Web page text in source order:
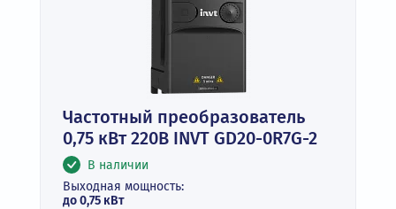
Частотный преобразователь
0,75 кВт 220В INVT GD20-0R7G-2
В наличии
Выходная мощность:
до 0,75 кВт